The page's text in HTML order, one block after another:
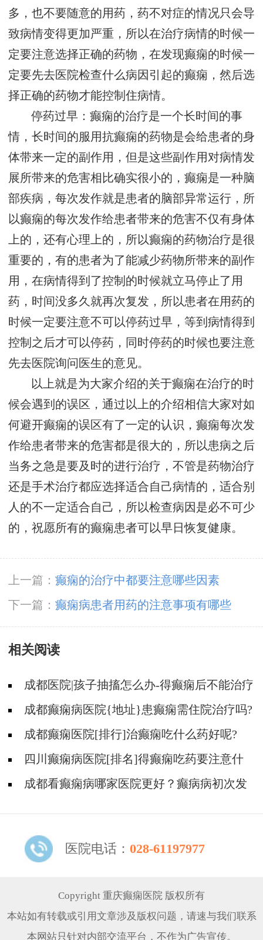
多，也不要随意的用药，药不对症的情况只会导
致病情变得更加严重，所以在治疗病情的时候一
定要注意选择正确的药物，在发现癫痫的时候一
定要先去医院检查什么病因引起的癫痫，然后选
择正确的药物才能控制住病情。
停药过早：癫痫的治疗是一个长时间的事
情，长时间的服用抗癫痫的药物是会给患者的身
体带来一定的副作用，但是这些副作用对病情发
展所带来的危害相比确实很小的，癫痫是一种脑
部疾病，每次发作就是患者的脑部异常运行，所
以癫痫的每次发作给患者带来的危害不仅有身体
上的，还有心理上的，所以癫痫的药物治疗是很
重要的，有的患者为了能减少药物所带来的副作
用，在病情得到了控制的时候就立马停止了用
药，时间没多久就再次复发，所以患者在用药的
时候一定要注意不可以停药过早，等到病情得到
控制之后才可以停药，同时停药的时候也要注意
先去医院询问医生的意见。
以上就是为大家介绍的关于癫痫在治疗的时
候会遇到的误区，通过以上的介绍相信大家对如
何避开癫痫的误区有了一定的认识，癫痫每次发
作给患者带来的危害都是很大的，所以患病之后
当务之急是要及时的进行治疗，不管是药物治疗
还是手术治疗都应选择适合自己病情的，适合别
人的不一定适合自己，所以检查病因是必不可少
的，祝愿所有的癫痫患者可以早日恢复健康。
上一篇： 癫痫的治疗中都要注意哪些因素
下一篇： 癫痫病患者用药的注意事项有哪些
相关阅读
成都医院|孩子抽搐怎么办-得癫痫后不能治疗
吗?成都癫痫病医院{地址}患癫痫需住院治疗吗?
成都癫痫医院[排行]治癫痫吃什么药好呢?
四川癫痫病医院[排名]得癫痫吃药要注意什
么?成都看癫痫病哪家医院更好？癫病病初次发
医院电话： 028-61197977
Copyright 重庆癫痫医院 版权所有
本站如有转载或引用文章涉及版权问题，请速与我们联系
本网站只针对内部交流平台，不作为广告宣传。